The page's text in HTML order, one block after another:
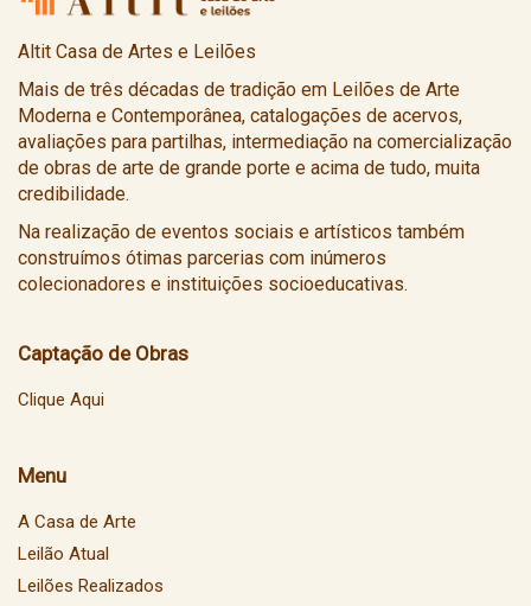
Altit Casa de Artes e Leilões
Mais de três décadas de tradição em Leilões de Arte
Moderna e Contemporânea, catalogações de acervos,
avaliações para partilhas, intermediação na comercialização
de obras de arte de grande porte e acima de tudo, muita
credibilidade.
Na realização de eventos sociais e artísticos também
construímos ótimas parcerias com inúmeros
colecionadores e instituições socioeducativas.
Captação de Obras
Clique Aqui
Menu
A Casa de Arte
Leilão Atual
Leilões Realizados